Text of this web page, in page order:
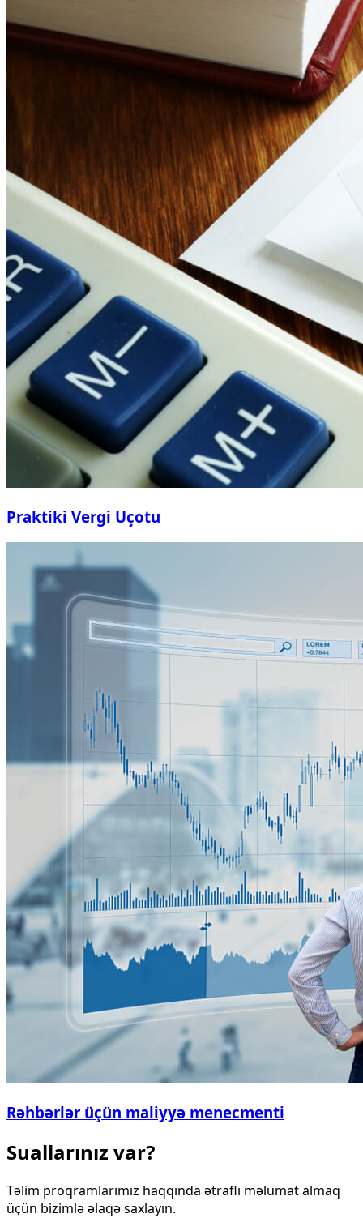
Praktiki Vergi Uçotu
Rəhbərlər üçün maliyyə menecmenti
Suallarınız var?
Təlim proqramlarımız haqqında ətraflı məlumat almaq
üçün bizimlə əlaqə saxlayın.